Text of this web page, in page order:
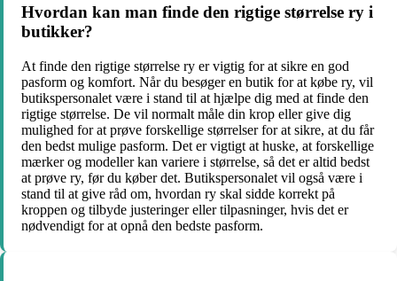
Hvordan kan man finde den rigtige størrelse ry i
butikker?
At finde den rigtige størrelse ry er vigtig for at sikre en god
pasform og komfort. Når du besøger en butik for at købe ry, vil
butikspersonalet være i stand til at hjælpe dig med at finde den
rigtige størrelse. De vil normalt måle din krop eller give dig
mulighed for at prøve forskellige størrelser for at sikre, at du får
den bedst mulige pasform. Det er vigtigt at huske, at forskellige
mærker og modeller kan variere i størrelse, så det er altid bedst
at prøve ry, før du køber det. Butikspersonalet vil også være i
stand til at give råd om, hvordan ry skal sidde korrekt på
kroppen og tilbyde justeringer eller tilpasninger, hvis det er
nødvendigt for at opnå den bedste pasform.